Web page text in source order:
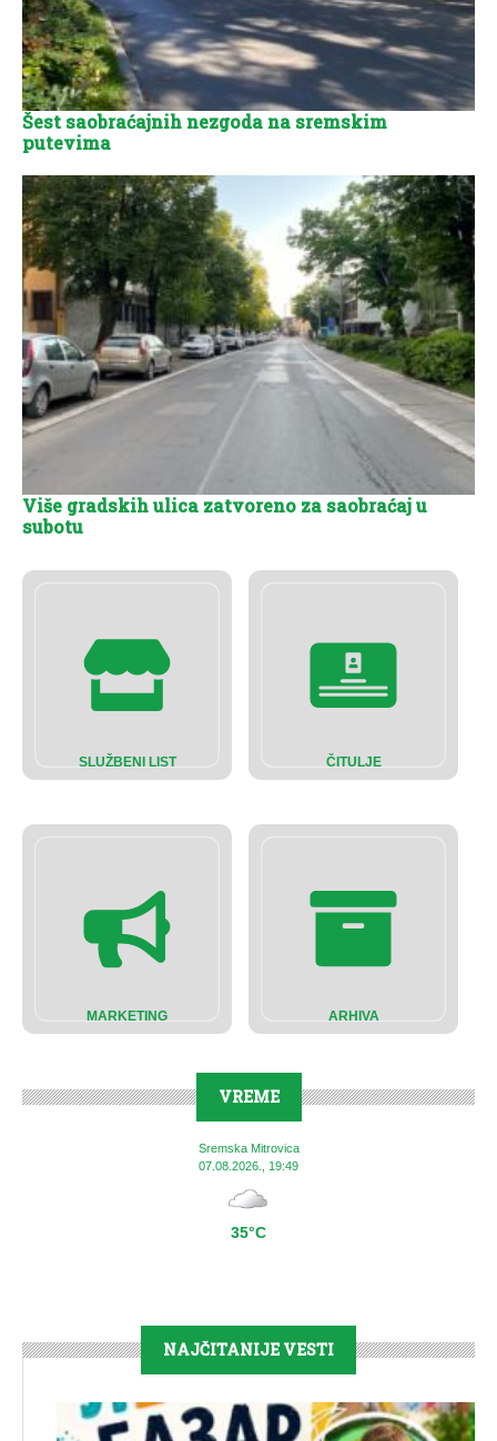
SLUŽBENI LIST ČITULJE
MARKETING ARHIVA
VREME
Sremska Mitrovica
07.08.2026., 19:49
35°C
Šest saobraćajnih nezgoda na sremskim
putevima
Više gradskih ulica zatvoreno za saobraćaj u
subotu
NAJČITANIJE VESTI